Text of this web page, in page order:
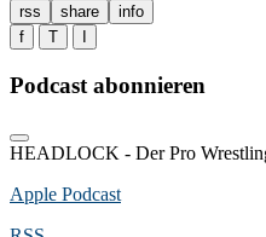
rss share
info
f
T
Podcast abonnieren
HEADLOCK - Der Pro
Apple Podcast